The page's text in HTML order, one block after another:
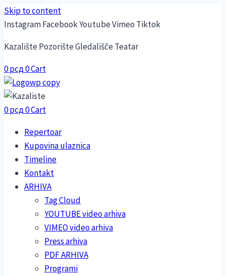
Skip to content
InstagramFacebookYoutubeVimeo Tiktok
Kazalište Pozorište Gledališče Teatar
0рсд0Cart
0рсд0Cart
Repertoar
Kupovina ulaznica
Timeline
Kontakt
ARHIVA
Tag Cloud
YOUTUBE video arhiva
VIMEO video arhiva
Press arhiva
PDF ARHIVA
Programi